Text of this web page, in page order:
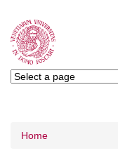
Tu sei qui
Home